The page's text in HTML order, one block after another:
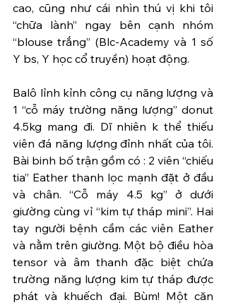
cao, cũng như cái nhìn thú vị khi tôi
“chữa lành” ngay bên cạnh nhóm
“blouse trắng” (Blc-Academy và 1 số
Y bs, Y học cổ truyền) hoạt động.
Balô lỉnh kỉnh công cụ năng lượng và
1 “cỗ máy trường năng lượng” donut
4.5kg mang đi. Dĩ nhiên k thể thiếu
viên đá năng lượng đỉnh nhất của tôi.
Bài binh bố trận gồm có : 2 viên “chiếu
tia” Eather thanh lọc mạnh đặt ở đầu
và chân. “Cỗ máy 4.5 kg” ở dưới
giường cùng vỉ “kim tự tháp mini”. Hai
tay người bệnh cầm các viên Eather
và nằm trên giường. Một bộ điều hòa
tensor và âm thanh đặc biệt chứa
trường năng lượng kim tự tháp được
phát và khuếch đại. Bùm! Một căn